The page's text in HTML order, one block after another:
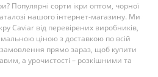
Популярні сорти ікри оптом, чорної
нашого інтернет-магазину. Ми
Caviar від перевірених виробників,
ціною з доставкою по всій
замовлення прямо зараз, щоб купити
а урочистості – розкішними та